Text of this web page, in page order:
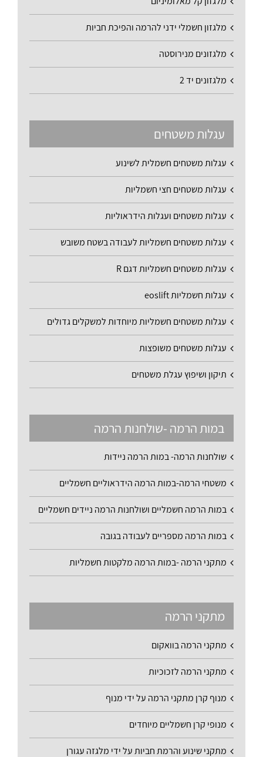
מלגזון חשמלי ידני להרמה והפיכת חביות
מלגזונים מנירוסטה
מלגזונים יד 2
עגלות משטחים
עגלות משטחים חשמלית לשינוע
עגלות משטחים חצי חשמליות
עגלות משטחים ועגלות הידראוליות
עגלות משטחים חשמליות לעבודה בשטח משובש
עגלות משטחים חשמליות דגם R
עגלות חשמליות eoslift
עגלות משטחים חשמליות מיוחדות למשקלים גדולים
עגלות משטחים משופצות
תיקון ושיפוץ עגלת משטחים
במות הרמה -שולחנות הרמה
שולחנות הרמה- במות הרמה ניידות
משטחי הרמה-במות הרמה הידראוליים חשמליים
במות הרמה חשמליים ושולחנות הרמה ניידים חשמליים
במות הרמה מספריים לעבודה בגובה
מתקני הרמה -במות הרמה מלקטות חשמליות
מתקני הרמה
מתקני הרמה בוואקום
מתקני הרמה לזכוכיות
מנוף קרן מתקני הרמה על ידי מנוף
מנופי קרן חשמליים מיוחדים
מתקני שינוע והרמת חביות על ידי מלגזה עגורן